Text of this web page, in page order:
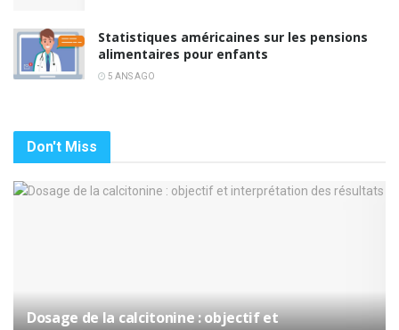
Statistiques américaines sur les pensions
alimentaires pour enfants
5 ANS AGO
Don't Miss
Dosage de la calcitonine : objectif et